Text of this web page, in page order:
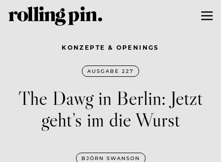
KONZEPTE & OPENINGS
AUSGABE 227
The Dawg in Berlin: Jetzt
geht’s im die Wurst
BJÖRN SWANSON